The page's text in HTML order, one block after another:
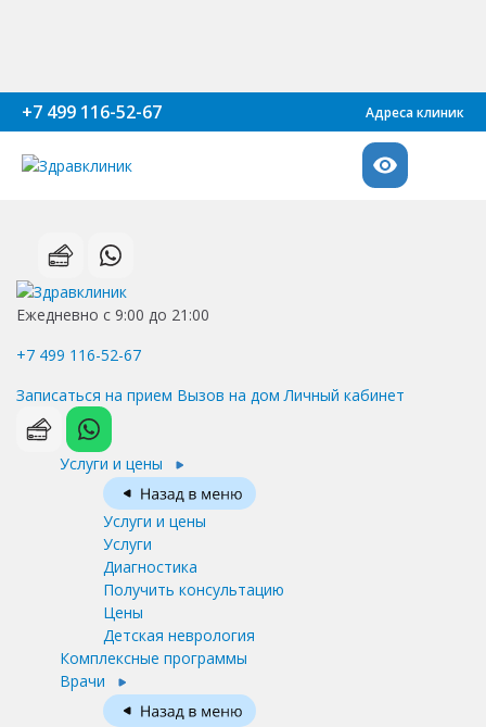
+7 499 116-52-67 Адреса клиник
Ежедневно с 9:00 до 21:00
+7 499 116-52-67
Записаться на прием Вызов на дом Личный кабинет
Услуги и цены
Услуги и цены
Услуги
Диагностика
Получить консультацию
Цены
Детская неврология
Комплексные программы
Врачи